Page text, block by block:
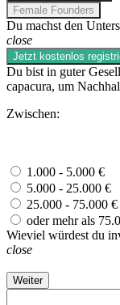
Female Founders
Du machst den
close
Jetzt kostenlos
Du bist in guter
capacura, um
Zwischen:
1.000 - 5.000 €
5.000 - 25.000 €
25.000 - 75.000 €
oder mehr als
Wieviel würdest du
close
Weiter